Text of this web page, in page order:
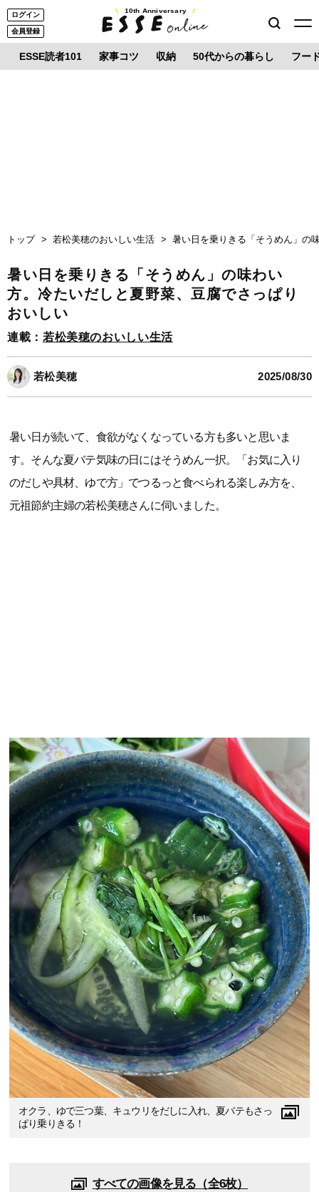
ログイン
会員登録
10th Anniversary
ESSE読者101 家事コツ 収納 50代からの暮らし フー
トップ 若松美穂のおいしい生活 暑い日を乗りきる「そうめん」の
暑い日を乗りきる「そうめん」の味わい
方。冷たいだしと夏野菜、豆腐でさっぱり
おいしい
連載： 若松美穂のおいしい生活
若松美穂 2025/08/30
暑い日が続いて、食欲がなくなっている方も多いと思いま
す。そんな夏バテ気味の日にはそうめん一択。「お気に入り
のだしや具材、ゆで方」でつるっと食べられる楽しみ方を、
元祖節約主婦の若松美穂さんに伺いました。
オクラ、ゆで三つ葉、キュウリをだしに入れ、夏バテもさっ
ぱり乗りきる！
すべての画像を見る（全6枚）